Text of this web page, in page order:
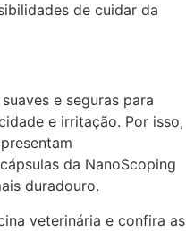
de cuidar da
e seguras para
e irritação. Por isso,
da NanoScoping
duradouro.
veterinária e confira as